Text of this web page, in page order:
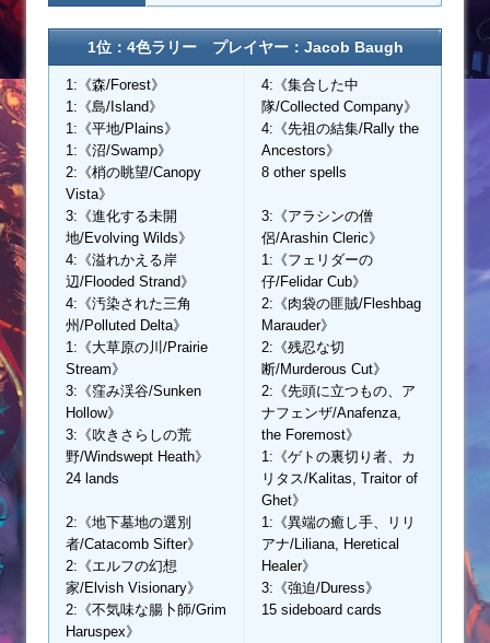
1位：4色ラリー プレイヤー：Jacob Baugh
1:《森/Forest》
1:《島/Island》
1:《平地/Plains》
1:《沼/Swamp》
2:《梢の眺望/Canopy
Vista》
3:《進化する未開
地/Evolving Wilds》
4:《溢れかえる岸
辺/Flooded Strand》
4:《汚染された三角
州/Polluted Delta》
1:《大草原の川/Prairie
Stream》
3:《窪み渓谷/Sunken
Hollow》
3:《吹きさらしの荒
野/Windswept Heath》
24 lands
2:《地下墓地の選別
者/Catacomb Sifter》
2:《エルフの幻想
家/Elvish Visionary》
2:《不気味な腸卜師/Grim
Haruspex》
4:《集合した中
隊/Collected Company》
4:《先祖の結集/Rally the
Ancestors》
8 other spells
3:《アラシンの僧
侶/Arashin Cleric》
1:《フェリダーの
仔/Felidar Cub》
2:《肉袋の匪賊/Fleshbag
Marauder》
2:《残忍な切
断/Murderous Cut》
2:《先頭に立つもの、ア
ナフェンザ/Anafenza,
the Foremost》
1:《ゲトの裏切り者、カ
リタス/Kalitas, Traitor of
Ghet》
1:《異端の癒し手、リリ
アナ/Liliana, Heretical
Healer》
3:《強迫/Duress》
15 sideboard cards